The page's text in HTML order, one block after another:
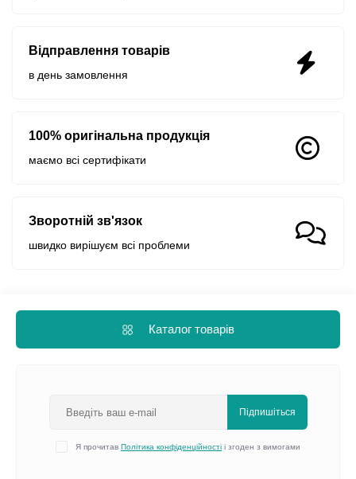
Відправлення товарів
в день замовлення
100% оригінальна продукція
маємо всі сертифікати
Зворотній зв'язок
швидко вирішуєм всі проблеми
Каталог товарів
Підпишіться
Я прочитав Політика конфіденційності і згоден з вимогами